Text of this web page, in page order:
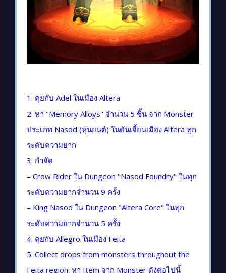
1. คุยกับ Adel ในเมือง Altera
2. หา "Memory Alloys" จำนวน 5 ชิ้น จาก Monster
ประเภท Nasod (หุ่นยนต์) ในดันเจี้ยนเมือง Altera ทุก
ระดับความยาก
3. กำจัด
– Crow Rider ใน Dungeon "Nasod Foundry" ในทุก
ระดับความยากจำนวน 9 ครั้ง
– King Nasod ใน Dungeon "Altera Core" ในทุก
ระดับความยากจำนวน 5 ครั้ง
4. คุยกับ Allegro ในเมือง Feita
5. Collect drops from monsters throughout the
Feita region: หา Item จาก Monster ดังต่อไปนี้